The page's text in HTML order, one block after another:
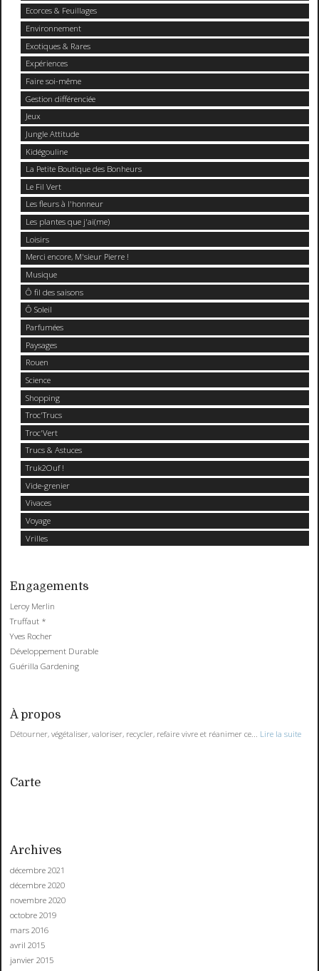
Ecorces & Feuillages
Environnement
Exotiques & Rares
Expériences
Faire soi-même
Gestion différenciée
Jeux
Jungle Attitude
Kidégouline
La Petite Boutique des Bonheurs
Le Fil Vert
Les fleurs à l'honneur
Les plantes que j'ai(me)
Loisirs
Merci encore, M'sieur Pierre !
Musique
Ô fil des saisons
Ô Soleil
Parfumées
Paysages
Rouen
Science
Shopping
Troc'Trucs
Troc'Vert
Trucs & Astuces
Truk2Ouf !
Vide-grenier
Vivaces
Voyage
Vrilles
Engagements
Leroy Merlin
Truffaut *
Yves Rocher
Développement Durable
Guérilla Gardening
À propos
Détourner, végétaliser, valoriser, recycler, refaire vivre et réanimer ce... Lire la suite
Carte
Archives
décembre 2021
décembre 2020
novembre 2020
octobre 2019
mars 2016
avril 2015
janvier 2015